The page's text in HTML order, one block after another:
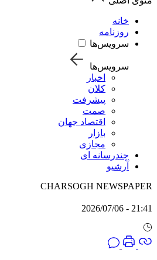
خانه
روزنامه
سرویس‌ها
سرویس‌ها
اخبار
کلان
پیشرفت
صمت
اقتصاد جهان
بازار
مجازی
چندرسانه ای
آرشیو
CHARSOGH NEWSPAPER
21:41 - 2026/07/06